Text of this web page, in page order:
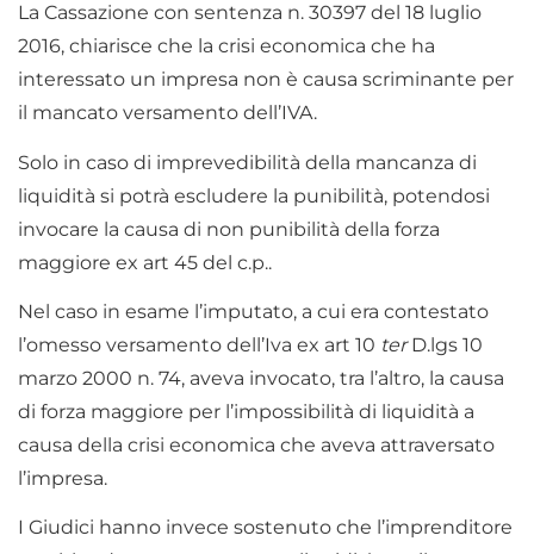
La Cassazione con sentenza n. 30397 del 18 luglio
2016, chiarisce che la crisi economica che ha
interessato un impresa non è causa scriminante per
il mancato versamento dell’IVA.
Solo in caso di imprevedibilità della mancanza di
liquidità si potrà escludere la punibilità, potendosi
invocare la causa di non punibilità della forza
maggiore ex art 45 del c.p..
Nel caso in esame l’imputato, a cui era contestato
l’omesso versamento dell’Iva ex art 10 terD.lgs 10
marzo 2000 n. 74, aveva invocato, tra l’altro, la causa
di forza maggiore per l’impossibilità di liquidità a
causa della crisi economica che aveva attraversato
l’impresa.
I Giudici hanno invece sostenuto che l’imprenditore